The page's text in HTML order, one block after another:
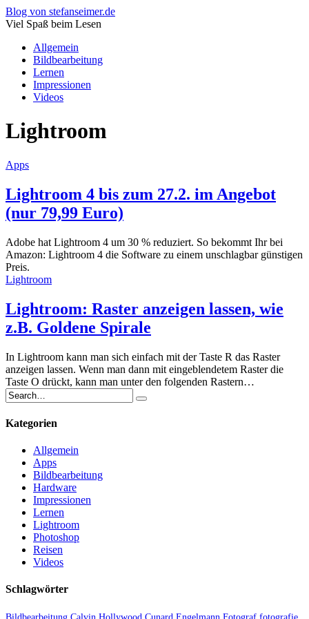
Blog von stefanseimer.de
Viel Spaß beim Lesen
Allgemein
Bildbearbeitung
Lernen
Impressionen
Videos
Lightroom
Apps
Lightroom 4 bis zum 27.2. im Angebot
(nur 79,99 Euro)
Adobe hat Lightroom 4 um 30 % reduziert. So bekommt Ihr bei
Amazon: Lightroom 4 die Software zu einem unschlagbar günstigen
Preis.
Lightroom
Lightroom: Raster anzeigen lassen, wie
z.B. Goldene Spirale
In Lightroom kann man sich einfach mit der Taste R das Raster
anzeigen lassen. Wenn man dann mit eingeblendetem Raster die
Taste O drückt, kann man unter den folgenden Rastern…
Kategorien
Allgemein
Apps
Bildbearbeitung
Hardware
Impressionen
Lernen
Lightroom
Photoshop
Reisen
Videos
Schlagwörter